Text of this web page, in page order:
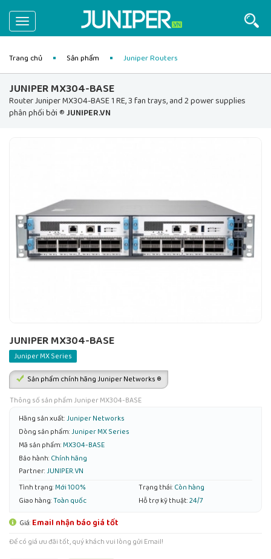
Toggle
navigation
Trang chủ Sản phẩm Juniper Routers
JUNIPER MX304-BASE
Router Juniper MX304-BASE 1 RE, 3 fan trays, and 2 power supplies
phân phối bởi ®JUNIPER.VN
JUNIPER MX304-BASE
Juniper MX Series
Sản phẩm chính hãng Juniper Networks ®
Thông số sản phẩm Juniper MX304-BASE
Hãng sản xuất:Juniper Networks
Dòng sản phẩm:Juniper MX Series
Mã sản phẩm: MX304-BASE
Bảo hành: Chính hãng
Partner:JUNIPER.VN
Tình trạng: Mới 100% Trạng thái: Còn hàng
Giao hàng:Toàn quốc Hỗ trợ kỹ thuật:24/7
Giá: Email nhận báo giá tốt
Để có giá ưu đãi tốt, quý khách vui lòng gửi Email!